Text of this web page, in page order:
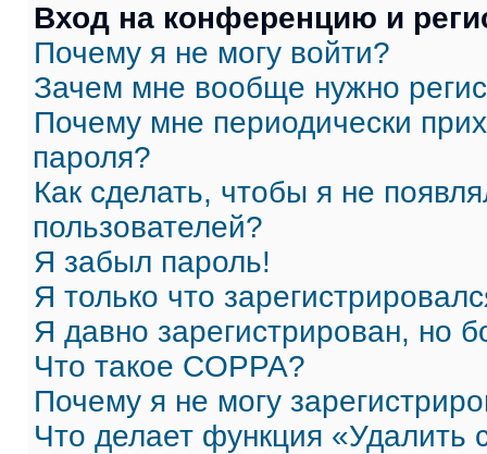
Вход на конференцию и
Почему я не могу войти?
Зачем мне вообще нужно
Почему мне периодически
пароля?
Как сделать, чтобы я не
пользователей?
Я забыл пароль!
Я только что
Я давно зарегистрирован, но
Что такое COPPA?
Почему я не могу
Что делает функция «Удалить